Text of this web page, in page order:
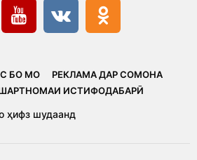
БО МО
РЕКЛАМА ДАР СОМОНА
ИСТИФОДАБАРӢ
ҳифз шудаанд